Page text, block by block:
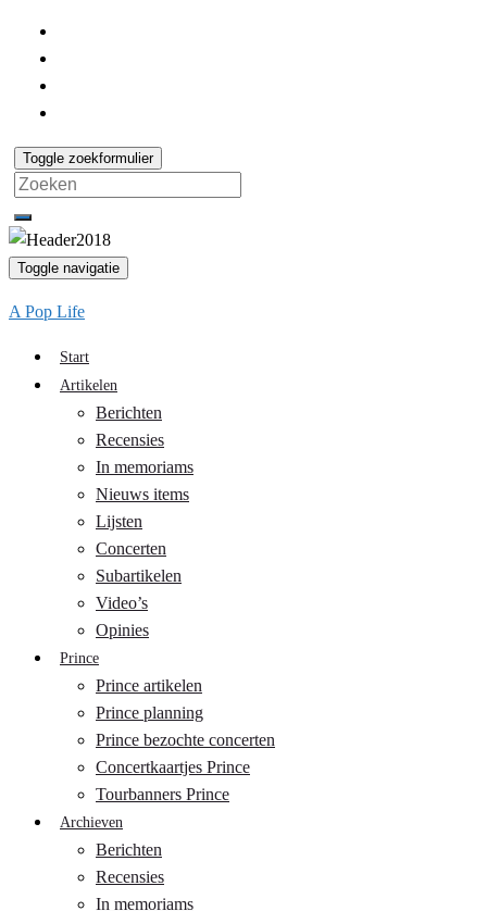
Toggle zoekformulier
Search
for:
Toggle navigatie
A Pop Life
Start
Artikelen
Berichten
Recensies
In memoriams
Nieuws items
Lijsten
Concerten
Subartikelen
Video’s
Opinies
Prince
Prince artikelen
Prince planning
Prince bezochte concerten
Concertkaartjes Prince
Tourbanners Prince
Archieven
Berichten
Recensies
In memoriams